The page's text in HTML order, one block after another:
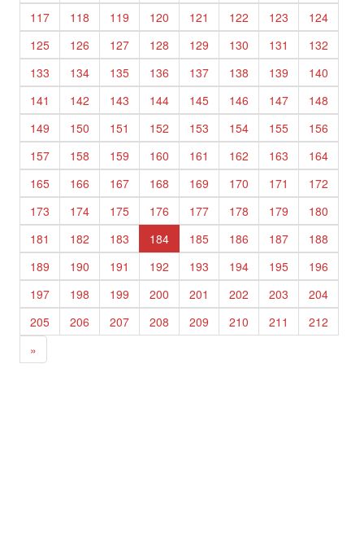
117
118 119 120 121 122 123
124
125
126 127 128 129 130 131
132
133
134 135 136 137 138 139
140
141
142 143 144 145 146 147
148
149
150 151 152 153 154 155
156
157
158 159 160 161 162 163
164
165
166 167 168 169 170 171
172
173
174 175 176 177 178 179
180
181
182 183 184 185 186 187
188
189
190 191 192 193 194 195
196
197
198 199 200 201 202 203
204
205
206 207 208 209 210 211
212
»